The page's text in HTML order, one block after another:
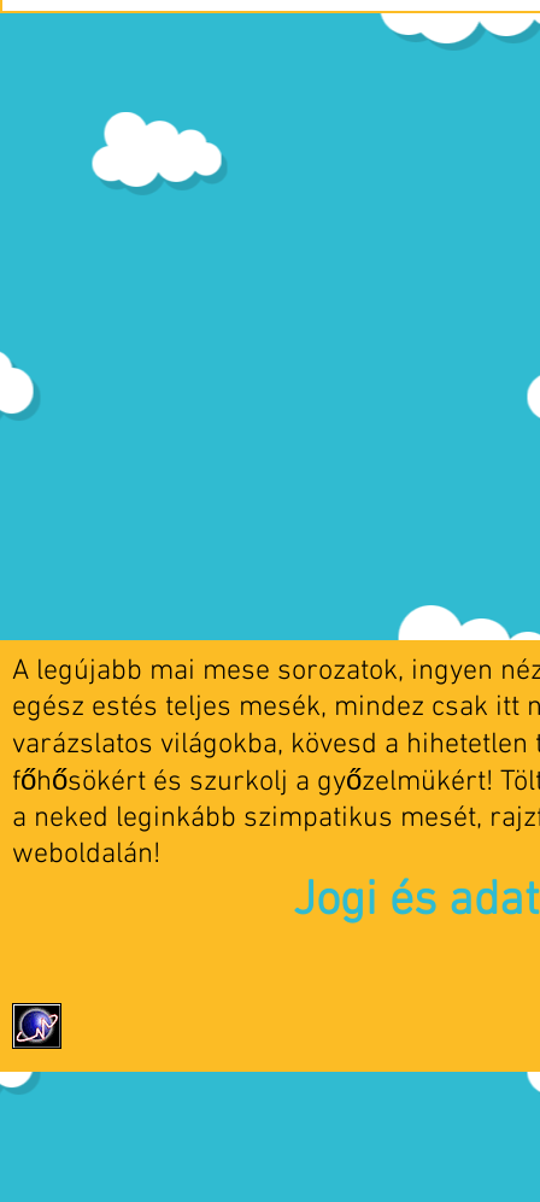
A legújabb mai mese sorozatok, ingyen
egész estés teljes mesék, mindez csak itt
varázslatos világokba, kövesd a
főhősökért és szurkolj a győzelmükért!
a neked leginkább szimpatikus mesét,
weboldalán!
Jogi és